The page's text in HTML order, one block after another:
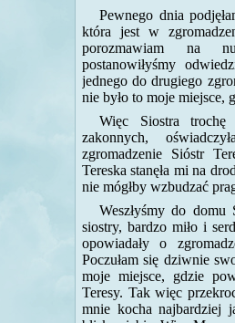
Pewnego dnia
która jest w
porozmawiam na
postanowiłyśmy
jednego do drugiego
nie było to moje miejsce,
Więc Siostra
zakonnych,
zgromadzenie Sióstr
Tereska stanęła mi na
nie mógłby wzbudzać
Weszłyśmy do
siostry, bardzo miło i
opowiadały o
Poczułam się dziwnie
moje miejsce, gdzie
Teresy. Tak więc
mnie kocha najbardziej